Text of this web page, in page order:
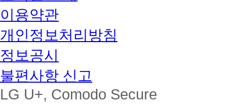
이용약관
개인정보처리방침
정보공시
불편사항 신고
LG U+, Comodo Secure